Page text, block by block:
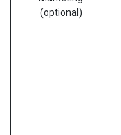
(optional)